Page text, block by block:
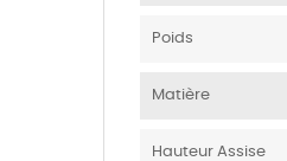
Poids
Matière
Hauteur Assise